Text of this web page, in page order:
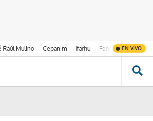
Raúl Mulino Cepanim Ifarhu Fenómeno de El
EN VIVO